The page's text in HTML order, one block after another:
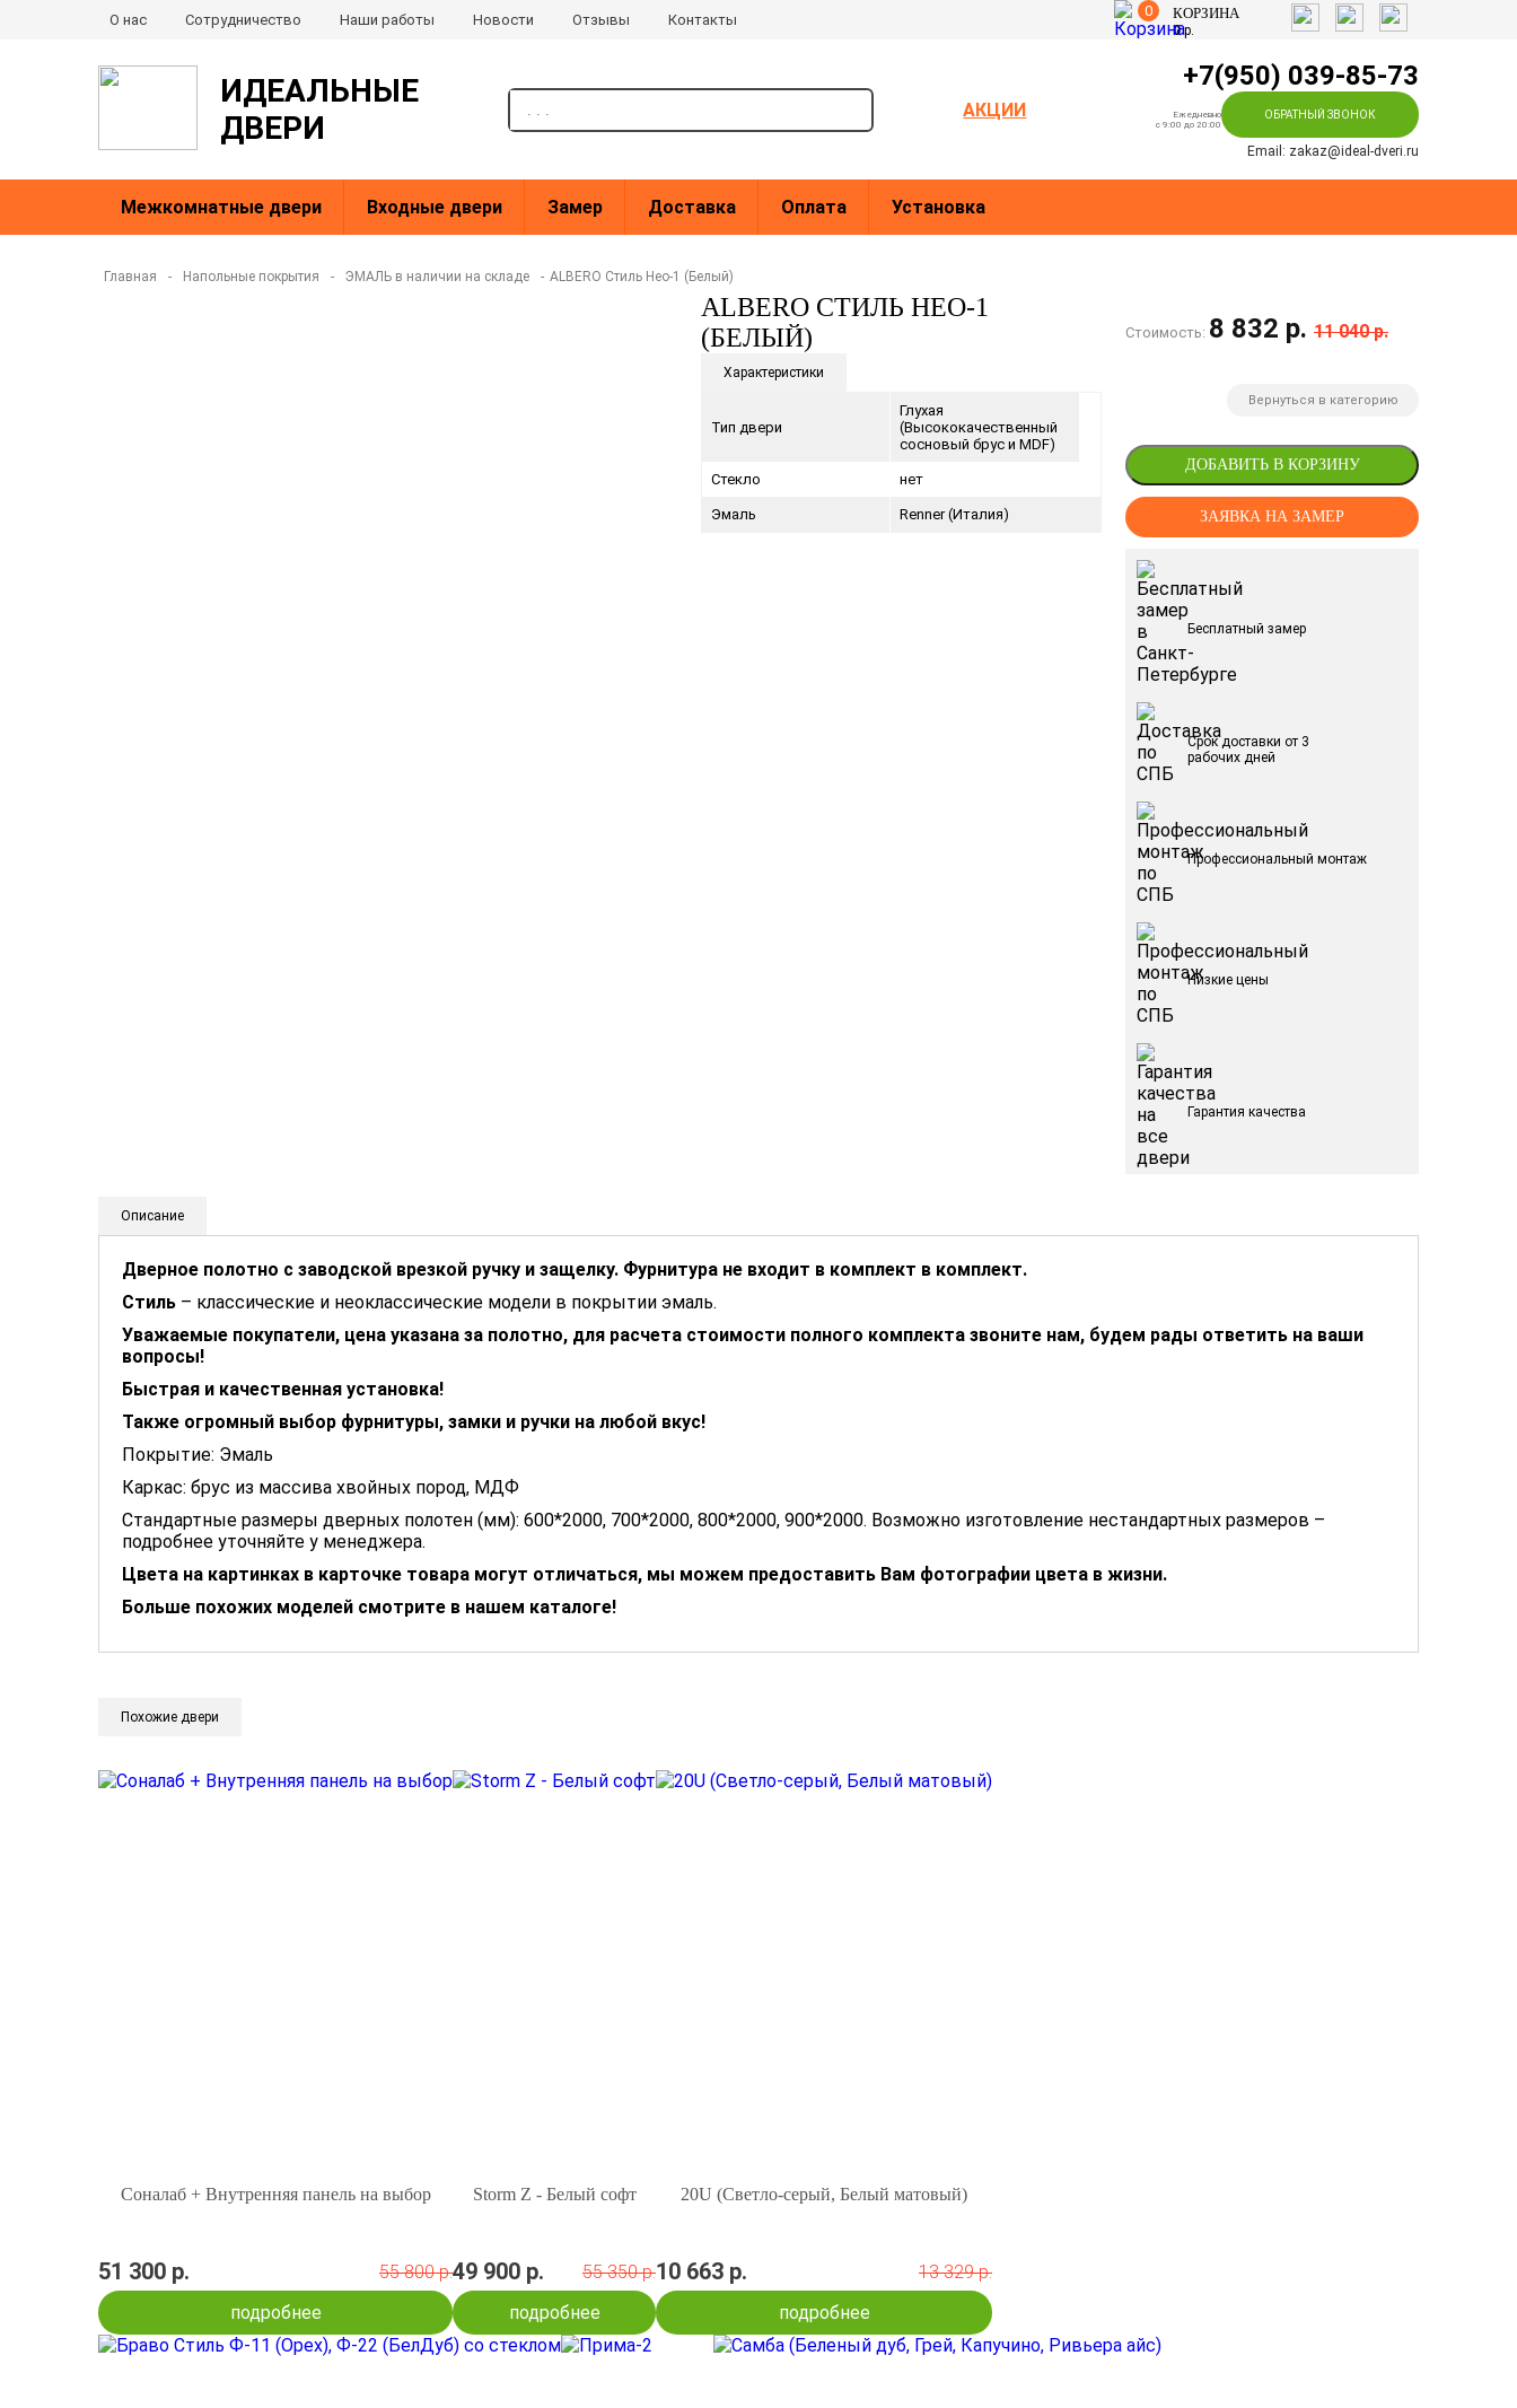
О нас Сотрудничество Наши работы Новости Отзывы Контакты
0 КОРЗИНА
0р.
ИДЕАЛЬНЫЕ
ДВЕРИ
поиск
АКЦИИ
+7(950) 039-85-73
Ежедневно
c 9:00 до 20:00
ОБРАТНЫЙ ЗВОНОК
Email: zakaz@ideal-dveri.ru
Межкомнатные двери Входные двери Замер Доставка Оплата Установка
Главная - Напольные покрытия - ЭМАЛЬ в наличии на складе - ALBERO Стиль Нео-1 (Белый)
ALBERO СТИЛЬ НЕО-1
(БЕЛЫЙ)
Характеристики
Тип двери
Глухая
(Высококачественный
сосновый брус и MDF)
Стекло нет
Эмаль Renner (Италия)
Стоимость: 8 832 р. 11 040 р.
Вернуться в категорию
ДОБАВИТЬ В КОРЗИНУ
ЗАЯВКА НА ЗАМЕР
Бесплатный замер
Срок доставки от 3
рабочих дней
Профессиональный монтаж
Низкие цены
Гарантия качества
Описание
Дверное полотно с заводской врезкой ручку и защелку. Фурнитура не входит в комплект в комплект.
Стиль – классические и неоклассические модели в покрытии эмаль.
Уважаемые покупатели, цена указана за полотно, для расчета стоимости полного комплекта звоните нам, будем рады ответить на ваши
вопросы!
Быстрая и качественная установка!
Также огромный выбор фурнитуры, замки и ручки на любой вкус!
Покрытие: Эмаль
Каркас: брус из массива хвойных пород, МДФ
Стандартные размеры дверных полотен (мм): 600*2000, 700*2000, 800*2000, 900*2000. Возможно изготовление нестандартных размеров –
подробнее уточняйте у менеджера.
Цвета на картинках в карточке товара могут отличаться, мы можем предоставить Вам фотографии цвета в жизни.
Больше похожих моделей смотрите в нашем каталоге!
Похожие двери
Соналаб + Внутренняя панель на выбор
51 300 р.
55 800 р.
подробнее
Storm Z - Белый софт
49 900 р.
55 350 р.
подробнее
20U (Светло-серый, Белый матовый)
10 663 р.
13 329 р.
подробнее